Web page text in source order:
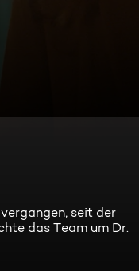
seit der
das Team um Dr.